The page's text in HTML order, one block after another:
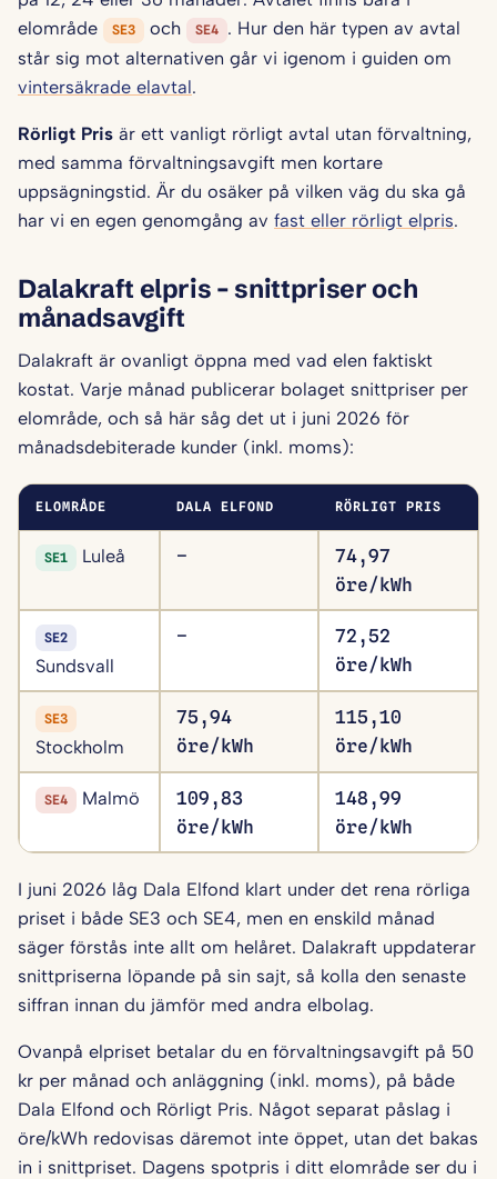
elområde
SE3 och SE4
. Hur den här typen av avtal
står sig mot alternativen går vi igenom i guiden om
vintersäkrade elavtal.
Rörligt Pris är ett vanligt rörligt avtal utan förvaltning,
med samma förvaltningsavgift men kortare
uppsägningstid. Är du osäker på vilken väg du ska gå
har vi en egen genomgång av fast eller rörligt elpris.
Dalakraft elpris – snittpriser och
månadsavgift
Dalakraft är ovanligt öppna med vad elen faktiskt
kostat. Varje månad publicerar bolaget snittpriser per
elområde, och så här såg det ut i juni 2026 för
månadsdebiterade kunder (inkl. moms):
ELOMRÅDE DALA ELFOND RÖRLIGT PRIS
SE1 Luleå –
74,97
öre/kWh
SE2
Sundsvall
–
72,52
öre/kWh
SE3
Stockholm
75,94
öre/kWh
115,10
öre/kWh
SE4 Malmö
109,83
öre/kWh
148,99
öre/kWh
I juni 2026 låg Dala Elfond klart under det rena rörliga
priset i både SE3 och SE4, men en enskild månad
säger förstås inte allt om helåret. Dalakraft uppdaterar
snittpriserna löpande på sin sajt, så kolla den senaste
siffran innan du jämför med andra elbolag.
Ovanpå elpriset betalar du en förvaltningsavgift på 50
kr per månad och anläggning (inkl. moms), på både
Dala Elfond och Rörligt Pris. Något separat påslag i
öre/kWh redovisas däremot inte öppet, utan det bakas
in i snittpriset. Dagens spotpris i ditt elområde ser du i